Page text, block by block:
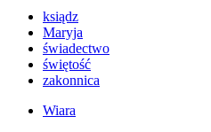
ksiądz
Maryja
świadectwo
świętość
zakonnica
Wiara